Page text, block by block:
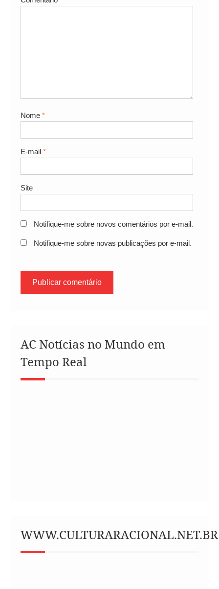
Nome *
E-mail *
Site
Notifique-me sobre novos comentários por e-mail.
Notifique-me sobre novas publicações por e-mail.
AC Notícias no Mundo em
Tempo Real
WWW.CULTURARACIONAL.NET.BR